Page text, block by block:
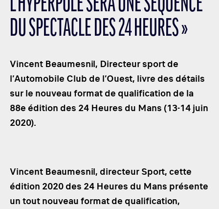
LES CATÉGORIES
PALMARÈS
DÉVELOPPEMENT DURABLE
SEA BY DHL
PARTENAIRES
NEWSLETTER
L’HYPERPOLE SERA UNE SÉQUENCE
DU SPECTACLE DES 24 HEURES »
Vincent Beaumesnil, Directeur sport de
l’Automobile Club de l’Ouest, livre des détails
sur le nouveau format de qualification de la
88e édition des 24 Heures du Mans (13-14 juin
2020).
Vincent Beaumesnil, directeur Sport, cette
édition 2020 des 24 Heures du Mans présente
un tout nouveau format de qualification,